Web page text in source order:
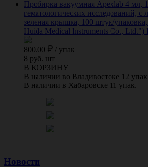
Пробирка вакуумная Apexlab 4 мл,
гематологических исследований, с
зеленая крышка, 100 штук/
Huida Medical Instruments Co., Ltd.")
800.00 / упак
8 руб. шт
В КОРЗИНУ
В наличии во Владивостоке 12 упак.
В наличии в Хабаровске 11 упак.
Новости